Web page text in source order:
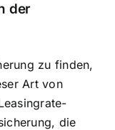
der
zu finden,
Art von
die